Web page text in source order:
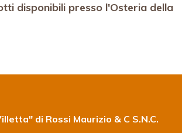
disponibili presso l'Osteria della
di Rossi Maurizio & C S.N.C.